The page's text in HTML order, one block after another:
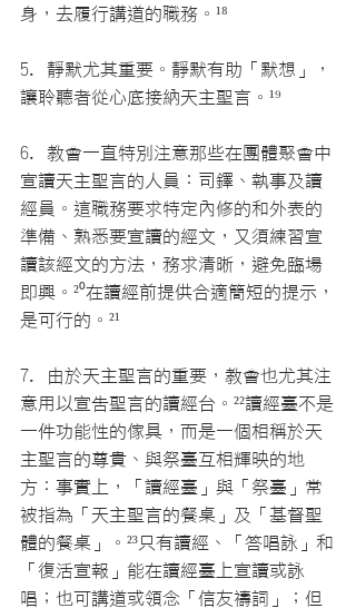
身，去履行講道的職務。 ¹⁸
5. 靜默尤其重要。靜默有助「默想」，
讓聆聽者從心底接納天主聖言。 ¹⁹
6. 教會一直特別注意那些在團體聚會中
宣讀天主聖言的人員：司鐸、執事及讀
經員。這職務要求特定內修的和外表的
準備、熟悉要宣讀的經文，又須練習宣
讀該經文的方法，務求清晰，避免臨場
即興。 ²⁰在讀經前提供合適簡短的提示，
是可行的。 ²¹
7. 由於天主聖言的重要，教會也尤其注
意用以宣告聖言的讀經台。 ²²讀經臺不是
一件功能性的傢具，而是一個相稱於天
主聖言的尊貴、與祭臺互相輝映的地
方：事實上，「讀經臺」與「祭臺」常
被指為「天主聖言的餐桌」及「基督聖
體的餐桌」。 ²³只有讀經、「答唱詠」和
「復活宣報」能在讀經臺上宣讀或詠
唱；也可講道或領念「信友禱詞」；但